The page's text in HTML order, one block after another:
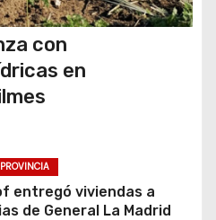
con
en
PROVINCIA
entregó viviendas a
de General La Madrid